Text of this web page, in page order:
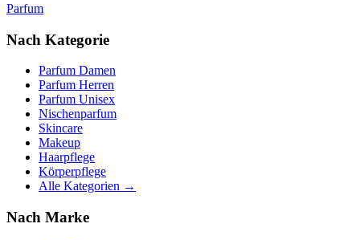
Parfum
Nach Kategorie
Parfum Damen
Parfum Herren
Parfum Unisex
Nischenparfum
Skincare
Makeup
Haarpflege
Körperpflege
Alle Kategorien →
Nach Marke